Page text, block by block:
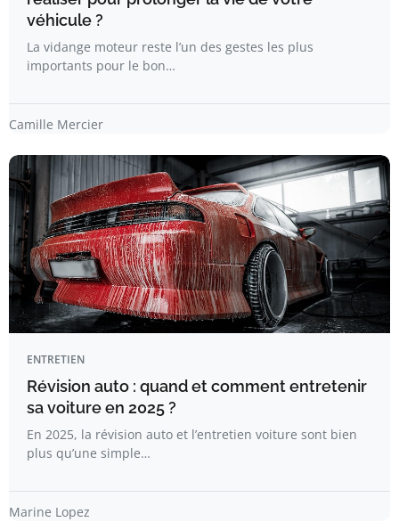
véhicule ?
La vidange moteur reste l’un des gestes les plus
importants pour le bon…
Camille Mercier
ENTRETIEN
Révision auto : quand et comment entretenir
sa voiture en 2025 ?
En 2025, la révision auto et l’entretien voiture sont bien
plus qu’une simple…
Marine Lopez